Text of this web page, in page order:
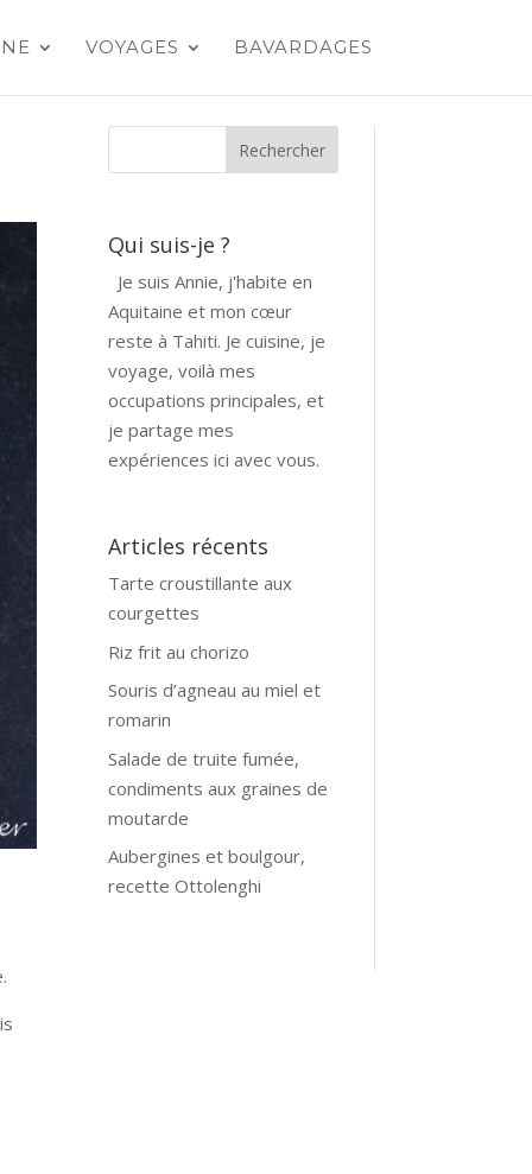
VOYAGES BAVARDAGES
Qui suis-je ?
Je suis Annie, j'habite en
Aquitaine et mon cœur
reste à Tahiti. Je cuisine, je
voyage, voilà mes
occupations principales, et
je partage mes
expériences ici avec vous.
Articles récents
Tarte croustillante aux
courgettes
Riz frit au chorizo
Souris d’agneau au miel et
romarin
Salade de truite fumée,
condiments aux graines de
moutarde
Aubergines et boulgour,
recette Ottolenghi